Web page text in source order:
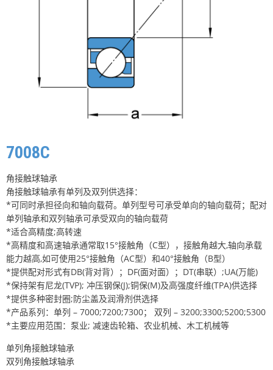
7008C
角接触球轴承
角接触球轴承有单列及双列供选择：
*可同时承担径向和轴向载荷。单列型号可承受单向的轴向载荷；配对
单列轴承和双列轴承可承受双向的轴向载荷
*适合高精度;高转速
*高精度和高速轴承通常取15°接触角（C型），接触角越大,轴向承载
能力越高,如可使用25°接触角（AC型）和40°接触角（B型）
*提供配对形式有DB(背对背）；DF(面对面）；DT(串联）;UA(万能)
*保持架有尼龙(TVP); 冲压钢保(J);铜保(M)及高强度纤维(TPA)供选择
*提供多种密封圈;防尘盖及润滑剂供选择
*产品系列：单列 – 7000;7200;7300； 双列 – 3200;3300;5200;5300
*主要应用范围：泵业; 减速齿轮箱、农业机械、木工机械等
单列角接触球轴承
双列角接触球轴承